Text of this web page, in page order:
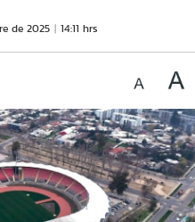
de 2025 14:11 hrs